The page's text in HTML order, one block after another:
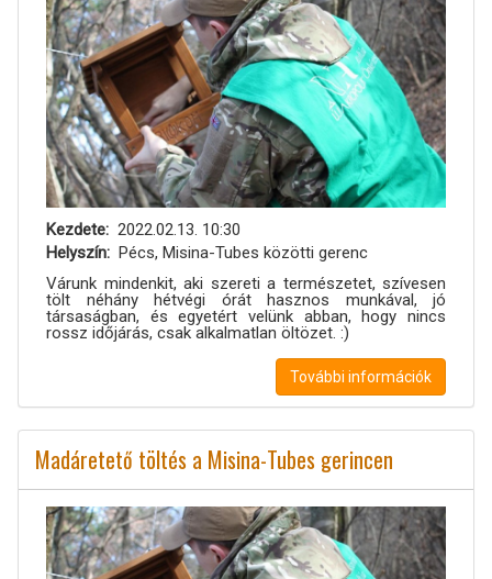
Kezdete
2022.02.13. 10:30
Helyszín
Pécs, Misina-Tubes közötti gerenc
Várunk mindenkit, aki szereti a természetet, szívesen
tölt néhány hétvégi órát hasznos munkával, jó
társaságban, és egyetért velünk abban, hogy nincs
rossz időjárás, csak alkalmatlan öltözet. :)
További információk
Madáretető töltés a Misina-Tubes gerincen